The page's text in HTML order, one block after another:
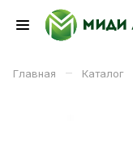
Главная – Каталог